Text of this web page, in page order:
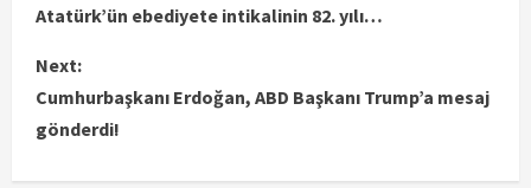
Atatürk’ün ebediyete intikalinin 82. yılı…
Next:
Cumhurbaşkanı Erdoğan, ABD Başkanı Trump’a mesaj
gönderdi!